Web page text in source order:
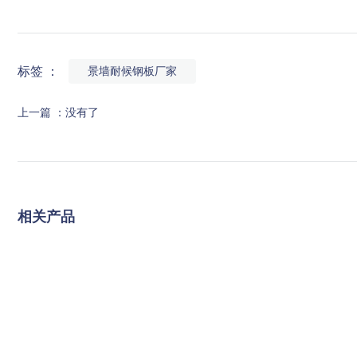
标签 ： 景墙耐候钢板厂家
上一篇 ： 没有了
相关产品